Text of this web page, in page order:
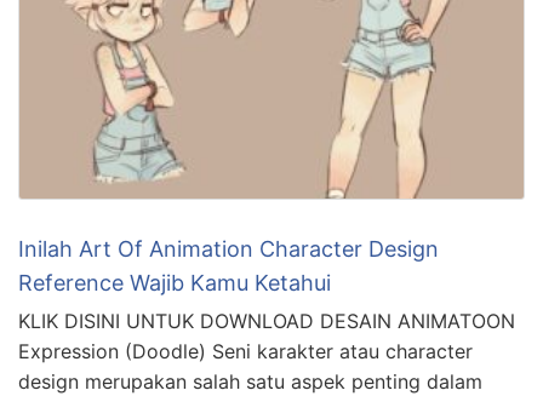
Inilah Art Of Animation Character Design
Reference Wajib Kamu Ketahui
KLIK DISINI UNTUK DOWNLOAD DESAIN ANIMATOON
Expression (Doodle) Seni karakter atau character
design merupakan salah satu aspek penting dalam